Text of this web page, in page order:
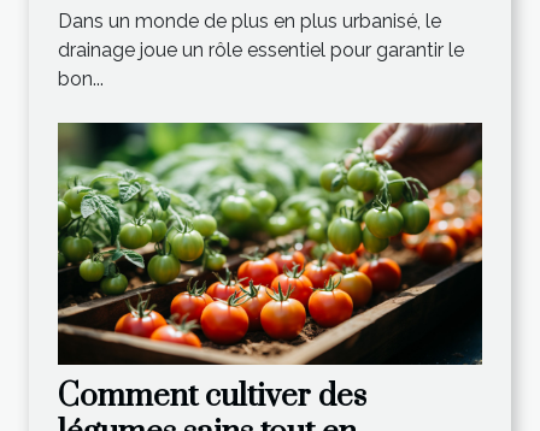
Dans un monde de plus en plus urbanisé, le
drainage joue un rôle essentiel pour garantir le
bon...
Comment cultiver des